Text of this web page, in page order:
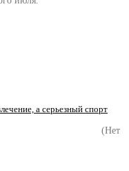
а серьезный спорт
(Нет